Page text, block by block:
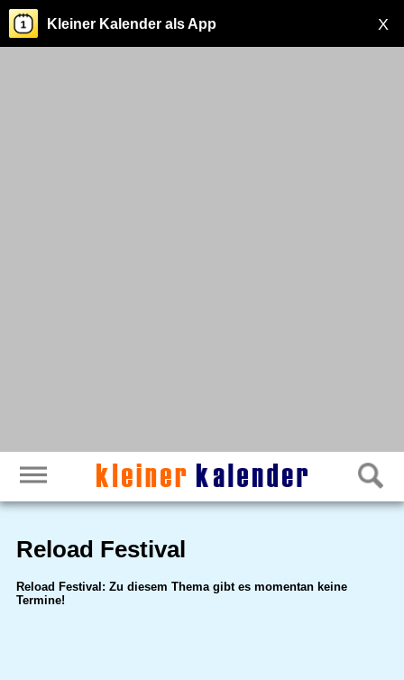
X
Kleiner Kalender als App
Reload Festival
Reload Festival: Zu diesem Thema gibt es momentan keine
Termine!